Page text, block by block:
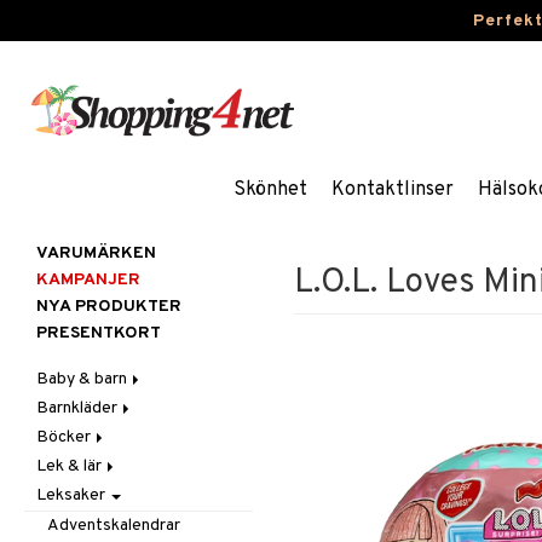
Skönhet Kontaktlinser
L.O.L. Loves
VARUMÄRKEN
KAMPANJER
NYA PRODUKTER
PRESENTKORT
Baby & barn
Accessoarer
För håret
Hattar & Mössor
Övrigt
Plånböcker
Aktivitet
Babygym
Babysitters
Bit & Skallra
Äta
Barnservis
Haklappar
Badrockar & Handdukar
Barnvagnstillbehör
Barnkläder
Accessoarer
Kepsar & Solhattar
Badkläder & UV-kläder
Klänningar
Nederdelar
Böcker
Dagböcker
Läs & Lär
Målarböcker
Lek & lär
Experiment
Inlärningsspel
Leksaker
Adventskalendrar